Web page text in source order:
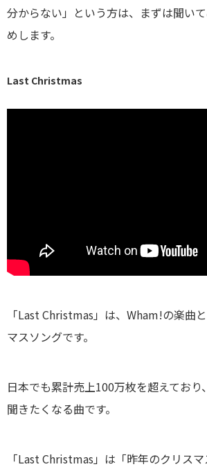
分からない」という方は、まずは聞い
めします。
Last Christmas
「Last Christmas」は、Wham!の楽曲
マスソングです。
日本でも累計売上100万枚を超えており
聞きたくなる曲です。
「Last Christmas」は「昨年のクリスマ